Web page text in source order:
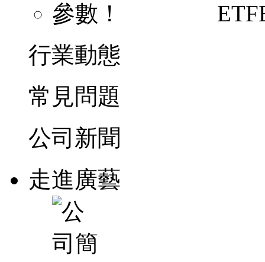
行業動態
常見問題
公司新聞
走進廣藝